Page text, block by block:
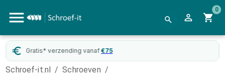
0
Gratis* verzending vanaf €75
Schroef-it.nl / Schroeven /